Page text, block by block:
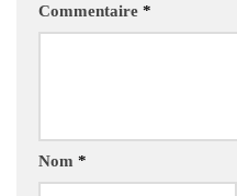
Commentaire *
Nom *